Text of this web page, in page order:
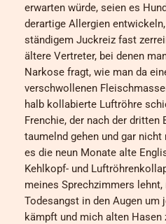
erwarten würde, seien es
derartige Allergien
ständigem Juckreiz fast
ältere Vertreter, bei denen
Narkose fragt, wie man da
verschwollenen
halb kollabierte Luftröhre
Frenchie, der nach der dritten
taumelnd gehen und gar
es die neun Monate alte
Kehlkopf- und
meines Sprechzimmers
Todesangst in den Augen um
kämpft und mich alten Hasen